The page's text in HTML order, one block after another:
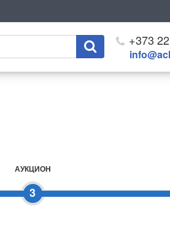
+373
3
АУКЦИОН